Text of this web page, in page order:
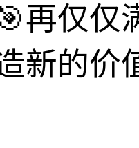
再仅仅
新的价